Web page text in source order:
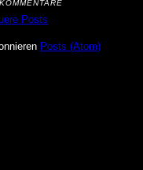
Posts
Posts (Atom)